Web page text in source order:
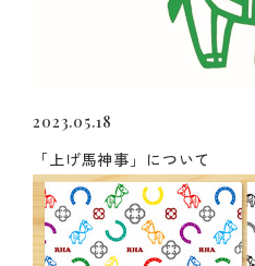
2023.05.18
「上げ馬神事」について